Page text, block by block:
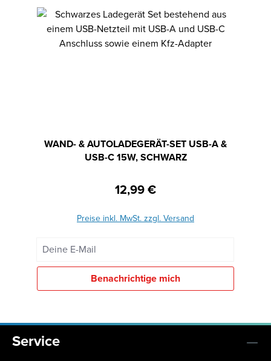
WAND- & AUTOLADEGERÄT-SET USB-A &
USB-C 15W, SCHWARZ
Regulärer Preis:
12,99 €
Preise inkl. MwSt. zzgl. Versand
Deine E-Mail
Benachrichtige mich
Service